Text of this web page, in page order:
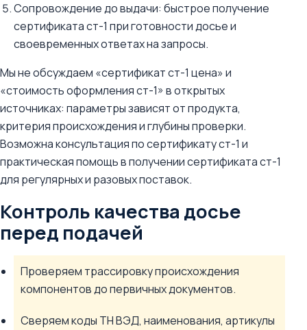
Сопровождение до выдачи: быстрое получение
сертификата ст-1 при готовности досье и
своевременных ответах на запросы.
Мы не обсуждаем «сертификат ст-1 цена» и
«стоимость оформления ст-1» в открытых
источниках: параметры зависят от продукта,
критерия происхождения и глубины проверки.
Возможна консультация по сертификату ст-1 и
практическая помощь в получении сертификата ст-1
для регулярных и разовых поставок.
Контроль качества досье
перед подачей
Проверяем трассировку происхождения
компонентов до первичных документов.
Сверяем коды ТН ВЭД, наименования, артикулы